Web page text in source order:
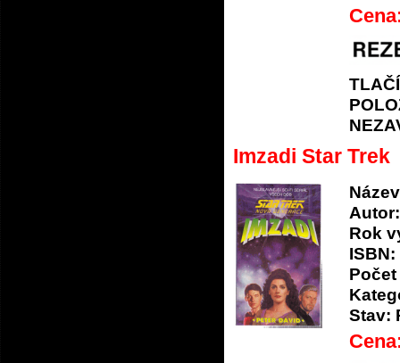
Imzadi Star Trek
Autor:
Rok
ISBN:
Stav: